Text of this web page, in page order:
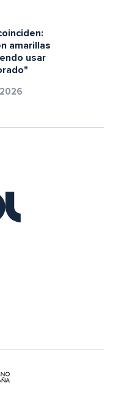
amarillas
usar